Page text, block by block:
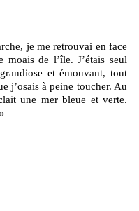
je me retrouvai en face
moais de l’île. J’étais seul
et émouvant, tout
j’osais à peine toucher. Au
une mer bleue et verte.